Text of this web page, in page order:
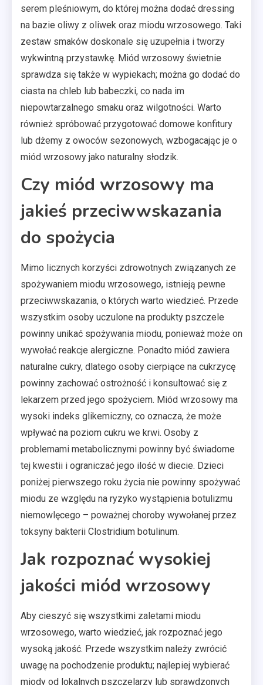
serem pleśniowym, do której można dodać dressing
na bazie oliwy z oliwek oraz miodu wrzosowego. Taki
zestaw smaków doskonale się uzupełnia i tworzy
wykwintną przystawkę. Miód wrzosowy świetnie
sprawdza się także w wypiekach; można go dodać do
ciasta na chleb lub babeczki, co nada im
niepowtarzalnego smaku oraz wilgotności. Warto
również spróbować przygotować domowe konfitury
lub dżemy z owoców sezonowych, wzbogacając je o
miód wrzosowy jako naturalny słodzik.
Czy miód wrzosowy ma
jakieś przeciwwskazania
do spożycia
Mimo licznych korzyści zdrowotnych związanych ze
spożywaniem miodu wrzosowego, istnieją pewne
przeciwwskazania, o których warto wiedzieć. Przede
wszystkim osoby uczulone na produkty pszczele
powinny unikać spożywania miodu, ponieważ może on
wywołać reakcje alergiczne. Ponadto miód zawiera
naturalne cukry, dlatego osoby cierpiące na cukrzycę
powinny zachować ostrożność i konsultować się z
lekarzem przed jego spożyciem. Miód wrzosowy ma
wysoki indeks glikemiczny, co oznacza, że może
wpływać na poziom cukru we krwi. Osoby z
problemami metabolicznymi powinny być świadome
tej kwestii i ograniczać jego ilość w diecie. Dzieci
poniżej pierwszego roku życia nie powinny spożywać
miodu ze względu na ryzyko wystąpienia botulizmu
niemowlęcego – poważnej choroby wywołanej przez
toksyny bakterii Clostridium botulinum.
Jak rozpoznać wysokiej
jakości miód wrzosowy
Aby cieszyć się wszystkimi zaletami miodu
wrzosowego, warto wiedzieć, jak rozpoznać jego
wysoką jakość. Przede wszystkim należy zwrócić
uwagę na pochodzenie produktu; najlepiej wybierać
miody od lokalnych pszczelarzy lub sprawdzonych